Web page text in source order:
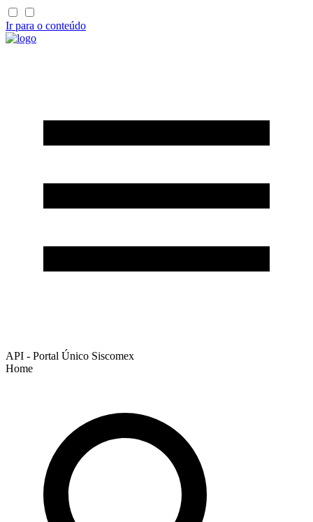
Ir para o conteúdo
API - Portal Único Siscomex
Home